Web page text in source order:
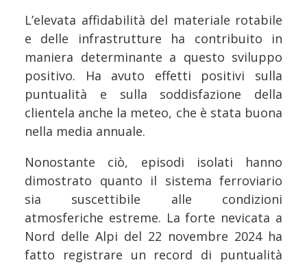
L’elevata affidabilità del materiale rotabile
e delle infrastrutture ha contribuito in
maniera determinante a questo sviluppo
positivo. Ha avuto effetti positivi sulla
puntualità e sulla soddisfazione della
clientela anche la meteo, che è stata buona
nella media annuale.
Nonostante ciò, episodi isolati hanno
dimostrato quanto il sistema ferroviario
sia suscettibile alle condizioni
atmosferiche estreme. La forte nevicata a
Nord delle Alpi del 22 novembre 2024 ha
fatto registrare un record di puntualità